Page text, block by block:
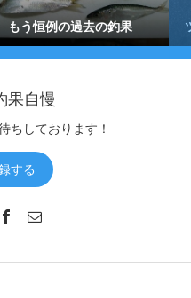
もう恒例の過去の釣果
果自慢
ちしております！
する